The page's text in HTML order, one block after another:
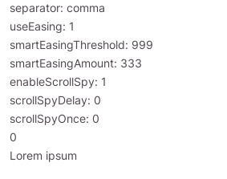
separator: comma
useEasing: 1
smartEasingThreshold: 999
smartEasingAmount: 333
enableScrollSpy: 1
scrollSpyDelay: 0
scrollSpyOnce: 0
0
Lorem ipsum